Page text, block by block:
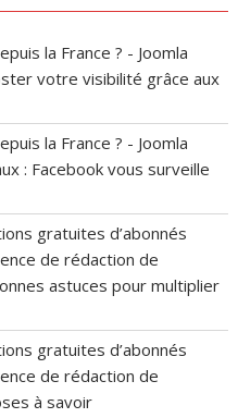
la France ? - Joomla
votre visibilité grâce aux
la France ? - Joomla
: Facebook vous surveille
gratuites d’abonnés
de rédaction de
astuces pour multiplier
gratuites d’abonnés
de rédaction de
à savoir